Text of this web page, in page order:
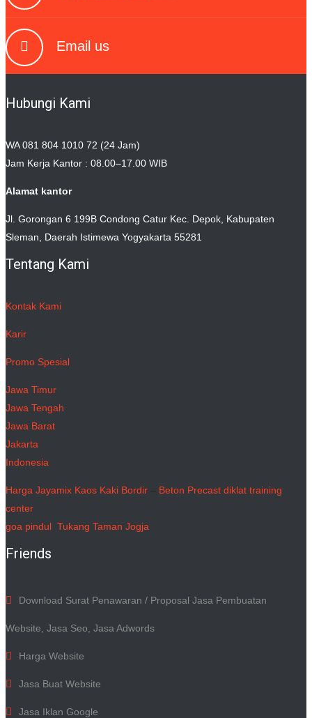
Email us
Hubungi Kami
WA 081 804 1010 72 (24 Jam)
Jam Kerja Kantor : 08.00–17.00 WIB
Alamat kantor
Jl. Gorongan 6 199B Condong Catur Kec. Depok, Kabupaten
Sleman, Daerah Istimewa Yogyakarta 55281
Tentang Kami
Kontak Kami
Karir
Promo Spesial
Jawa Timur
Jawa Tengah
Jawa Barat
Jakarta
Indonesia
Harga Jayamix Kaos Kaki Bordir – Beton Precast diklat training
center
goa pindul Tukang Taman Jogja
Friends
Download Surat Penawaran / Proposal Jasa Pembuatan
Website, Jasa Seo, Jasa Adwords
Harga Website
Jasa Buat Website
Jasa Iklan Google